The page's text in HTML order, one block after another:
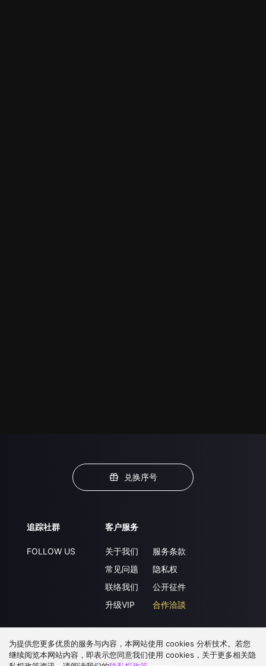
兑换序号
追踪社群
FOLLOW US
客户服务
关于我们
常见问题
联络我们
升级VIP
服务条款
隐私权
公开征件
合作洽談
下载 APP
为提供您更多优质的服务与内容，本网站使用 cookies 分析技术。若您
继续阅览本网站内容，即表示您同意我们使用 cookies，关于更多相关隐